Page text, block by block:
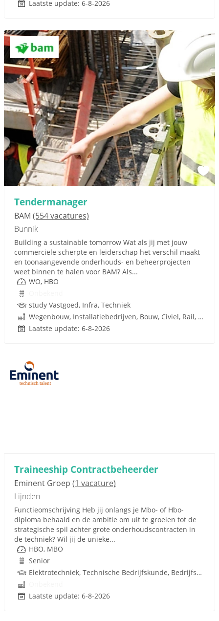
Laatste update: 6-8-2026
Tendermanager
BAM (554 vacatures)
Bunnik
Building a sustainable tomorrow Wat als jij met jouw
commerciële scherpte en leiderschap het verschil maakt
en toonaangevende onderhouds- en beheerprojecten
weet binnen te halen voor BAM? Als...
WO, HBO
study Vastgoed, Infra, Techniek
Wegenbouw, Installatiebedrijven, Bouw, Civiel, Rail, Infrastructuren
Laatste update: 6-8-2026
Traineeship Contractbeheerder
Eminent Groep (1 vacature)
Lijnden
Functieomschrijving Heb jij onlangs je Mbo- of Hbo-
diploma behaald en de ambitie om uit te groeien tot de
strategische spil achter grote onderhoudscontracten in
de techniek? Wil jij de unieke...
HBO, MBO
Senior
Elektrotechniek, Technische Bedrijfskunde, Bedrijfskunde, Metaal, Gebouwgebonden installaties, Facilitair Management, Techniek
Laatste update: 6-8-2026